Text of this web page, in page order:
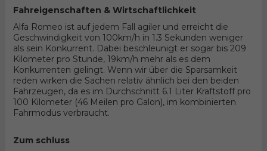
Fahreigenschaften & Wirtschaftlichkeit
Alfa Romeo ist auf jedem Fall agiler und erreicht die
Geschwindigkeit von 100km/h in 1.3 Sekunden weniger
als sein Konkurrent. Dabei beschleunigt er sogar bis 209
Kilometer pro Stunde, 19km/h mehr als es dem
Konkurrenten gelingt. Wenn wir über die Sparsamkeit
reden wirken die Sachen relativ ähnlich bei den beiden
Fahrzeugen, da es im Durchschnitt 6.1 Liter Kraftstoff pro
100 Kilometer (46 Meilen pro Galon), im kombinierten
Fahrmodus verbraucht.
Zum schluss